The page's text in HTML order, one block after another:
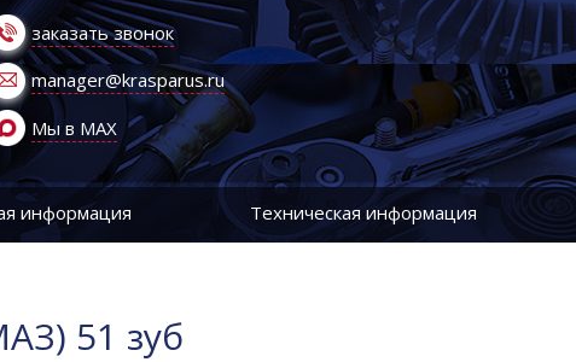
заказать звонок
manager@krasparus.ru
Мы в MAX
информация Техническая информация
51 зуб